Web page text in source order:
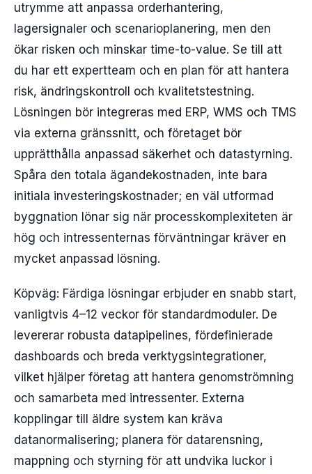
utrymme att anpassa orderhantering,
lagersignaler och scenarioplanering, men den
ökar risken och minskar time-to-value. Se till att
du har ett expertteam och en plan för att hantera
risk, ändringskontroll och kvalitetstestning.
Lösningen bör integreras med ERP, WMS och TMS
via externa gränssnitt, och företaget bör
upprätthålla anpassad säkerhet och datastyrning.
Spåra den totala ägandekostnaden, inte bara
initiala investeringskostnader; en väl utformad
byggnation lönar sig när processkomplexiteten är
hög och intressenternas förväntningar kräver en
mycket anpassad lösning.
Köpväg: Färdiga lösningar erbjuder en snabb start,
vanligtvis 4–12 veckor för standardmoduler. De
levererar robusta datapipelines, fördefinierade
dashboards och breda verktygsintegrationer,
vilket hjälper företag att hantera genomströmning
och samarbeta med intressenter. Externa
kopplingar till äldre system kan kräva
datanormalisering; planera för datarensning,
mappning och styrning för att undvika luckor i